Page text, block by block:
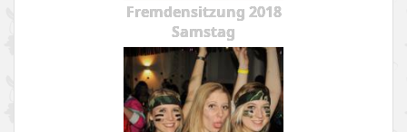
Fremdensitzung 2018
Samstag